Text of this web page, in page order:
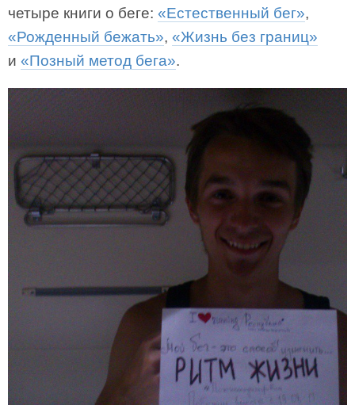
четыре книги о беге: «Естественный бег»,
«Рожденный бежать», «Жизнь без границ»
и «Позный метод бега».